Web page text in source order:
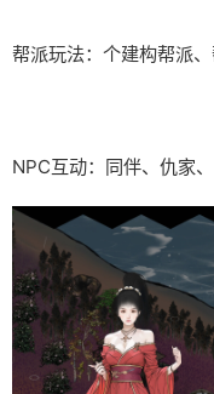
帮派玩法：个建构帮派
NPC互动：同伴、仇家